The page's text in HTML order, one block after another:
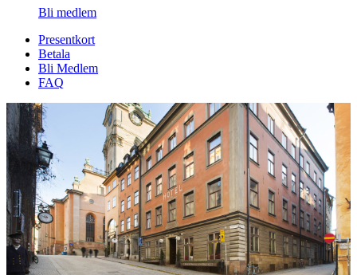
Bli medlem
Presentkort
Betala
Bli Medlem
FAQ